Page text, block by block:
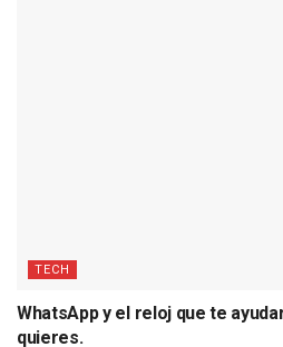
TECH
WhatsApp y el reloj que te
quieres.